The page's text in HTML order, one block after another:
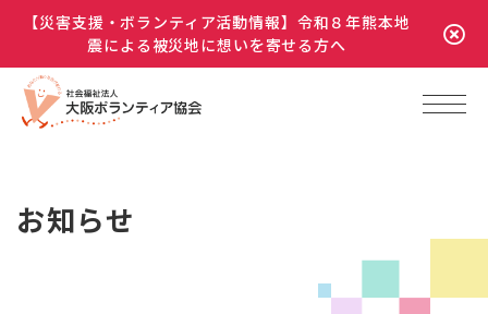
【災害支援・ボランティア活動情報】令和８年熊本地
震による被災地に想いを寄せる方へ
お知らせ